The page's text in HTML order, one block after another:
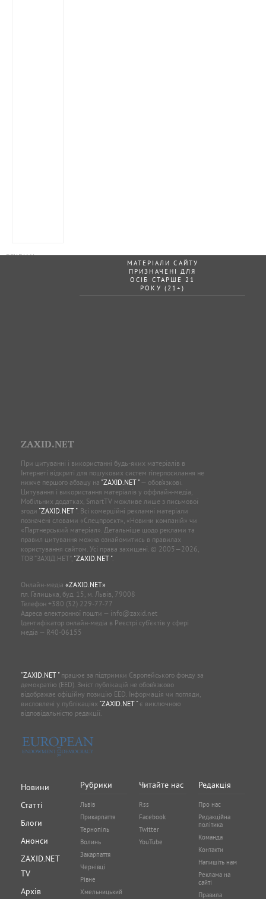
МАТЕРІАЛИ САЙТУ
ПРИЗНАЧЕНІ ДЛЯ
ОСІБ СТАРШЕ 21
РОКУ (21+)
ZAXID.NET
При цитуванні і використанні будь-яких матеріалів в
Інтернеті відкриті для пошукових систем гіперпосилання не
нижче першого абзацу на "ZAXID.NET "— обов’язкові.
Цитування і використання матеріалів у оффлайн-медіа,
Мобільних додатках, SmartTV можливе лише з письмової
згоди "ZAXID.NET ". Всі комерційні рекламні матеріали
позначені словами «Спецпроєкт», «Новини компаній» чи
«Партнерський матеріал». Детальніше щодо реклами та
правил цитування можна ознайомитись в правилах
користування сайтом. Усі права захищені. © 2005—2026,
ТОВ “ЗАХІД.НЕТ”, "ZAXID.NET ".
Онлайн-медіа «ZAXID.NET»
пл. Галицька, буд. 15, м. Львів, 79008
Телефон +380 (32) 229-77-77
Адреса електронної пошти — info@zaxid.net
Ідентифікатор онлайн-медіа в Реєстрі суб'єктів у сфері
медіа — R40-06155
"ZAXID.NET "працює за підтримки Європейського фонду за
демократію (EED). Зміст публікацій не обов’язково
відображає офіційну позицію EED. Інформація чи погляди,
висловлені у публікаціях "ZAXID.NET "є виключною
відповідальністю редакції.
Новини
Статті
Блоги
Анонси
ZAXID.NET
TV
Архів
Рубрики
Львів
Прикарпаття
Тернопіль
Волинь
Закарпаття
Чернівці
Рівне
Хмельницький
Читайте нас
Rss
Facebook
Twitter
YouTube
Редакція
Про нас
Редакційна
політика
Команда
Контакти
Напишіть нам
Реклама на
сайті
Правила